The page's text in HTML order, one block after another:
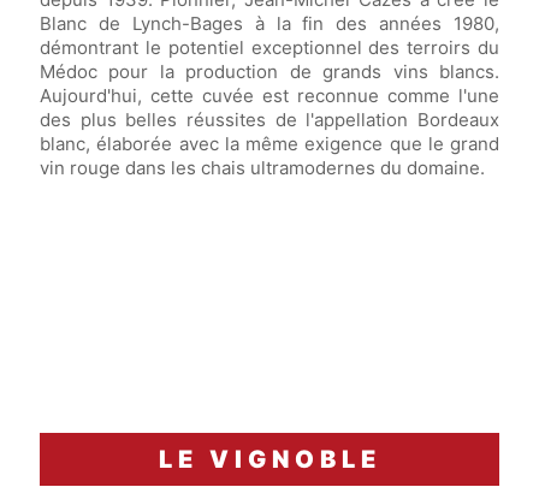
Blanc de Lynch-Bages à la fin des années 1980,
démontrant le potentiel exceptionnel des terroirs du
Médoc pour la production de grands vins blancs.
Aujourd'hui, cette cuvée est reconnue comme l'une
des plus belles réussites de l'appellation Bordeaux
blanc, élaborée avec la même exigence que le grand
vin rouge dans les chais ultramodernes du domaine.
LE VIGNOBLE